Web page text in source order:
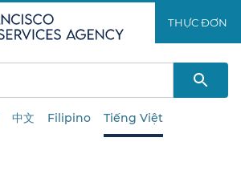
đến
nội
dung
THỰC ĐƠN​​
中文 Filipino Tiếng Việt